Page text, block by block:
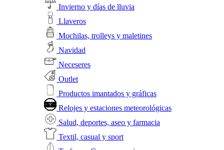
Invierno y días de lluvia
Llaveros
Mochilas, trolleys y maletines
Navidad
Neceseres
Outlet
Productos imantados y gráficas
Relojes y estaciones meteorológicas
Salud, deportes, aseo y farmacia
Textil, casual y sport